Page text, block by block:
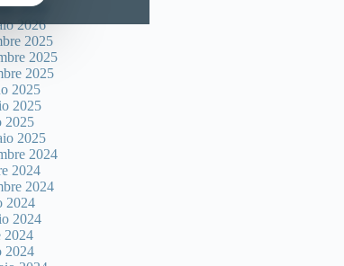
2026
2026
2025
2025
2025
2025
2025
2025
2025
2024
2024
2024
2024
2024
2024
2024